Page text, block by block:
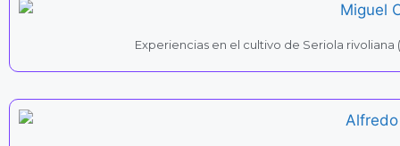
Experiencias en el cultivo de Seriola rivoliana